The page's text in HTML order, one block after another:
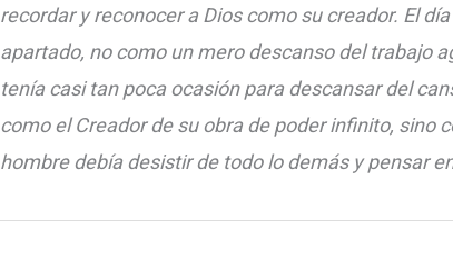
recordar y reconocer a Dios como su creador. El
apartado, no como un mero descanso del trabajo
tenía casi tan poca ocasión para descansar del
como el Creador de su obra de poder infinito, sino
hombre debía desistir de todo lo demás y pensar